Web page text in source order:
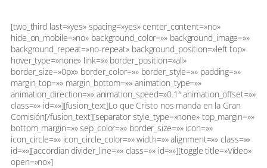
[two_third last=»yes» spacing=»yes» center_content=»no»
hide_on_mobile=»no» background_color=»» background_image=»»
background_repeat=»no-repeat» background_position=»left top»
hover_type=»none» link=»» border_position=»all»
border_size=»0px» border_color=»» border_style=»» padding=»»
margin_top=»» margin_bottom=»» animation_type=»»
animation_direction=»» animation_speed=»0.1″ animation_offset=»»
class=»» id=»»][fusion_text]Lo que Cristo nos manda en la Gran
Comisión[/fusion_text][separator style_type=»none» top_margin=»»
bottom_margin=»» sep_color=»» border_size=»» icon=»»
icon_circle=»» icon_circle_color=»» width=»» alignment=»» class=»»
id=»»][accordian divider_line=»» class=»» id=»»][toggle title=»Vídeo»
open=»no»]